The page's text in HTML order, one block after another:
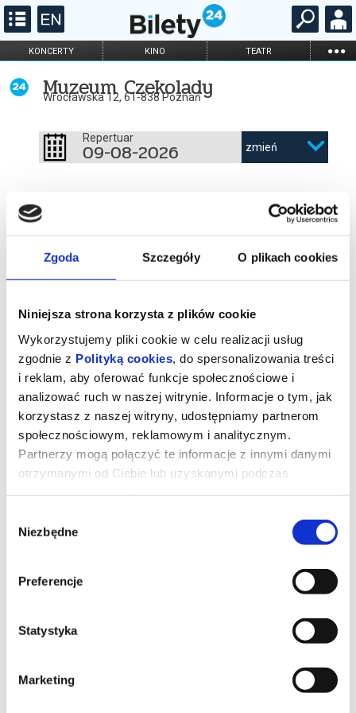
Zgoda Szczegóły O plikach cookies
Niniejsza strona korzysta z plików cookie
Wykorzystujemy pliki cookie w celu realizacji usług
zgodnie z Polityką cookies , do spersonalizowania treści
i reklam, aby oferować funkcje społecznościowe i
analizować ruch w naszej witrynie. Informacje o tym, jak
korzystasz z naszej witryny, udostępniamy partnerom
społecznościowym, reklamowym i analitycznym.
Partnerzy mogą połączyć te informacje z innymi danymi
otrzymanymi od Ciebie lub uzyskanymi podczas
zgody
Niezbędne
Preferencje
Statystyka
Marketing
KONCERTY KINO TEATR ...
DLA DZIECI
ONLINE
Muzeum Czekolady
Wrocławska 12, 61-838 Poznań
Repertuar
09-08-2026 zmień
WARSZTATY CZEKOLADOWE | POZNAŃ
WARSZTATY CZEKOLADOWE | POZNAŃ
09.08.2026